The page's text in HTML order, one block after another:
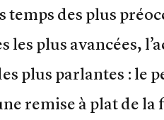
temps des plus
les plus avancées,
plus parlantes : le
remise à plat de la